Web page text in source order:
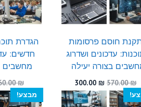
חוסם פרסומות
עדכונים ושדרוג
בצורה יעילה
570.00₪
המחיר
המקורי
היה:
300.00 ₪
המחיר
הנוכחי
הוא:
הגדרת
חדשים:
מחשבים
₪
מבצע!